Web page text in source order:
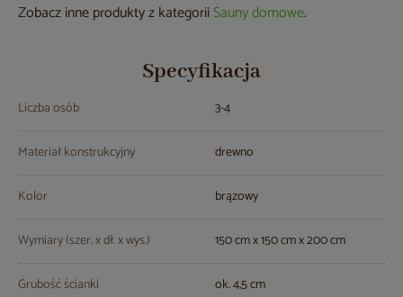
Zobacz inne produkty z kategoriiSauny domowe.
Specyfikacja
Liczba osób 3-4
Materiał konstrukcyjny drewno
Kolor brązowy
Wymiary (szer. x dł. x wys.) 150 cm x 150 cm x 200 cm
Grubość ścianki ok. 4,5 cm